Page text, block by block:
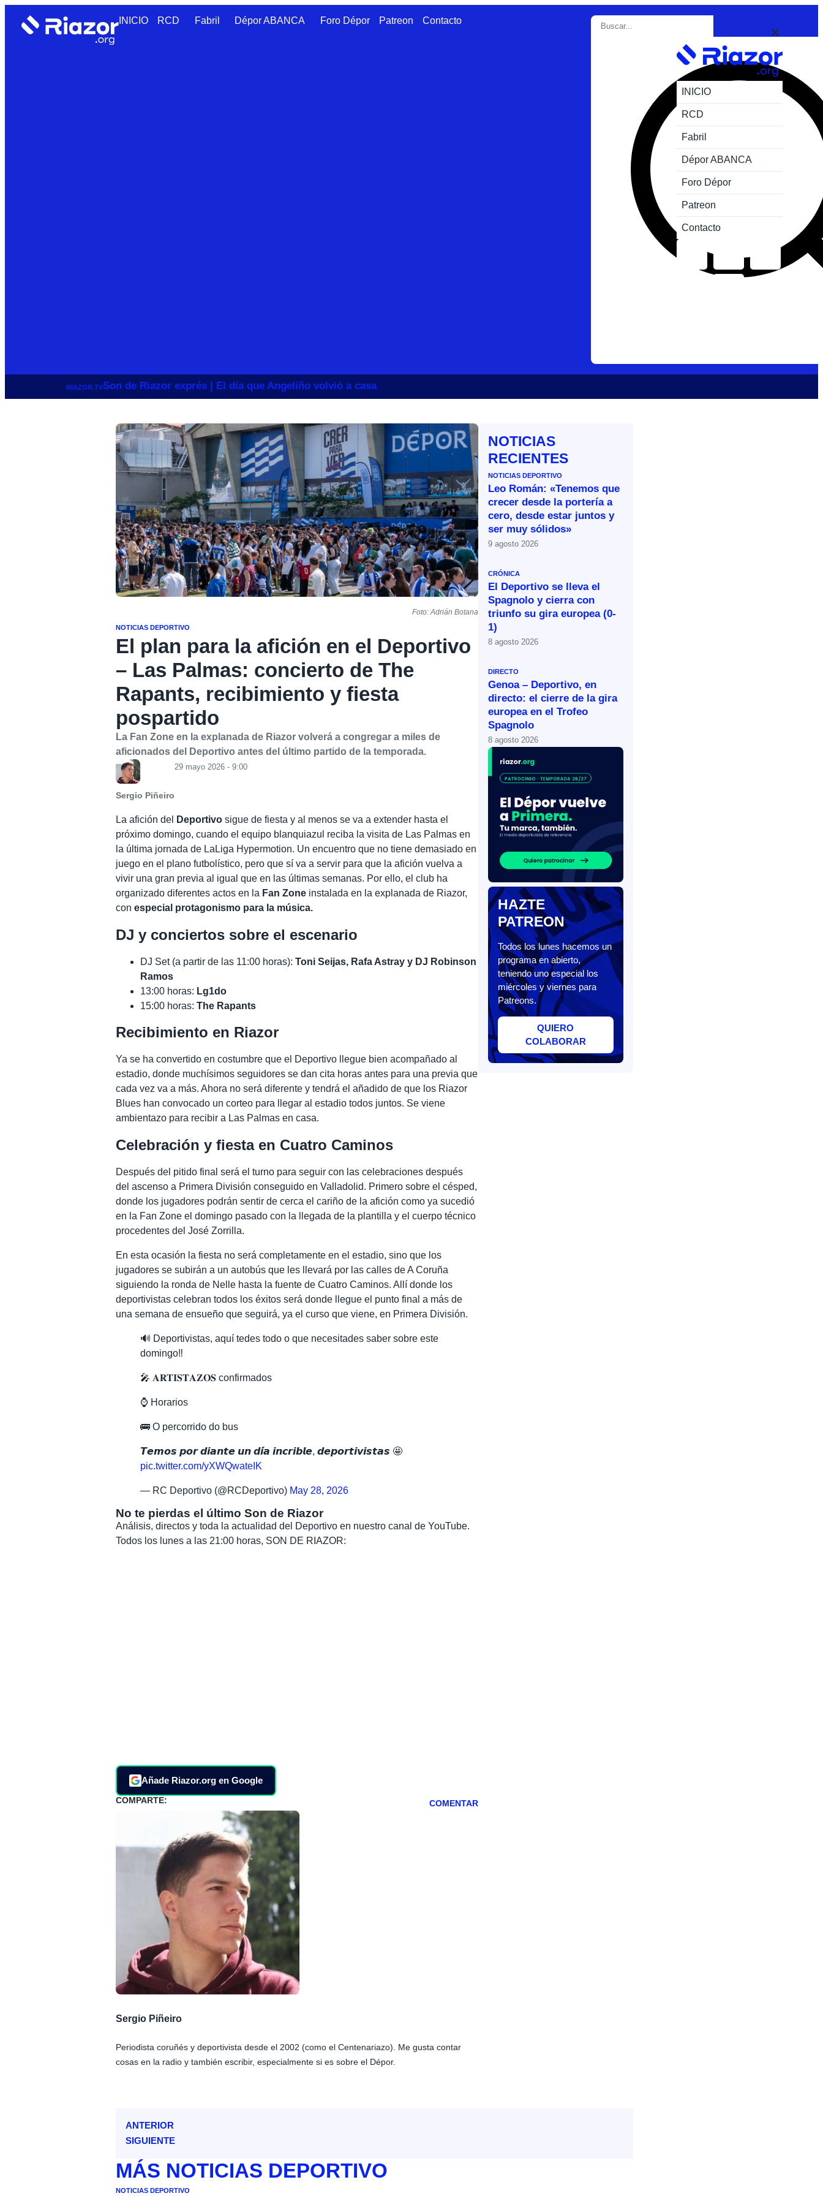
INICIO RCD Fabril Dépor ABANCA Foro Dépor Patreon Contacto
INICIO
RCD
Fabril
Dépor ABANCA
Foro Dépor
Patreon
Contacto
RIAZOR.TVSon de Riazor exprés | El día que Angeliño volvió a casa
Foto: Adrián Botana
NOTICIAS DEPORTIVO
El plan para la afición en el Deportivo
– Las Palmas: concierto de The
Rapants, recibimiento y fiesta
pospartido
La Fan Zone en la explanada de Riazor volverá a congregar a miles de
aficionados del Deportivo antes del último partido de la temporada.
Sergio Piñeiro
29 mayo 2026 - 9:00
La afición del Deportivo sigue de fiesta y al menos se va a extender hasta el
próximo domingo, cuando el equipo blanquiazul reciba la visita de Las Palmas en
la última jornada de LaLiga Hypermotion. Un encuentro que no tiene demasiado en
juego en el plano futbolístico, pero que sí va a servir para que la afición vuelva a
vivir una gran previa al igual que en las últimas semanas. Por ello, el club ha
organizado diferentes actos en la Fan Zone instalada en la explanada de Riazor,
conespecial protagonismo para la música.
DJ y conciertos sobre el escenario
DJ Set (a partir de las 11:00 horas):Toni Seijas, Rafa Astray y DJ Robinson
Ramos
13:00 horas: Lg1do
15:00 horas:The Rapants
Recibimiento en Riazor
Ya se ha convertido en costumbre que el Deportivo llegue bien acompañado al
estadio, donde muchísimos seguidores se dan cita horas antes para una previa que
cada vez va a más. Ahora no será diferente y tendrá el añadido de que los Riazor
Blues han convocado un corteo para llegar al estadio todos juntos. Se viene
ambientazo para recibir a Las Palmas en casa.
Celebración y fiesta en Cuatro Caminos
Después del pitido final será el turno para seguir con las celebraciones después
del ascenso a Primera División conseguido en Valladolid. Primero sobre el césped,
donde los jugadores podrán sentir de cerca el cariño de la afición como ya sucedió
en la Fan Zone el domingo pasado con la llegada de la plantilla y el cuerpo técnico
procedentes del José Zorrilla.
En esta ocasión la fiesta no será completamente en el estadio, sino que los
jugadores se subirán a un autobús que les llevará por las calles de A Coruña
siguiendo la ronda de Nelle hasta la fuente de Cuatro Caminos. Allí donde los
deportivistas celebran todos los éxitos será donde llegue el punto final a más de
una semana de ensueño que seguirá, ya el curso que viene, en Primera División.
🔊 Deportivistas, aquí tedes todo o que necesitades saber sobre este
domingo‼️
🎤 𝐀𝐑𝐓𝐈𝐒𝐓𝐀𝐙𝐎𝐒 confirmados
⌚ Horarios
🚌 O percorrido do bus
𝙏𝙚𝙢𝙤𝙨 𝙥𝙤𝙧 𝙙𝙞𝙖𝙣𝙩𝙚 𝙪𝙣 𝙙𝙞́𝙖 𝙞𝙣𝙘𝙧𝙞𝙗𝙡𝙚, 𝙙𝙚𝙥𝙤𝙧𝙩𝙞𝙫𝙞𝙨𝙩𝙖𝙨 🤩
pic.twitter.com/yXWQwateIK
— RC Deportivo (@RCDeportivo) May 28, 2026
No te pierdas el último Son de Riazor
Análisis, directos y toda la actualidad del Deportivo en nuestro canal de YouTube.
Todos los lunes a las 21:00 horas, SON DE RIAZOR:
Añade Riazor.org en Google
COMPARTE: COMENTAR
Sergio Piñeiro
Periodista coruñés y deportivista desde el 2002 (como el Centenariazo). Me gusta contar
cosas en la radio y también escribir, especialmente si es sobre el Dépor.
NOTICIAS
RECIENTES
NOTICIAS DEPORTIVO
Leo Román: «Tenemos que
crecer desde la portería a
cero, desde estar juntos y
ser muy sólidos»
9 agosto 2026
CRÓNICA
El Deportivo se lleva el
Spagnolo y cierra con
triunfo su gira europea (0-
1)
8 agosto 2026
DIRECTO
Genoa – Deportivo, en
directo: el cierre de la gira
europea en el Trofeo
Spagnolo
8 agosto 2026
HAZTE
PATREON
Todos los lunes hacemos un
programa en abierto,
teniendo uno especial los
miércoles y viernes para
Patreons.
QUIERO
COLABORAR
ANTERIOR
SIGUIENTE
MÁS NOTICIAS DEPORTIVO
NOTICIAS DEPORTIVO